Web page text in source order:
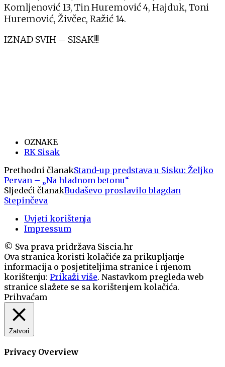
Komljenović 13, Tin Huremović 4, Hajduk, Toni
Huremović, Živčec, Ražić 14.
IZNAD SVIH – SISAK!!!
OZNAKE
RK Sisak
Prethodni članakStand-up predstava u Sisku: Željko
Pervan – „Na hladnom betonu“
Sljedeći članakBudaševo proslavilo blagdan
Stepinčeva
Uvjeti korištenja
Impressum
© Sva prava pridržava Siscia.hr
Ova stranica koristi kolačiće za prikupljanje
informacija o posjetiteljima stranice i njenom
korištenju: Prikaži više. Nastavkom pregleda web
stranice slažete se sa korištenjem kolačića.
Prihvaćam
Zatvori
Privacy Overview